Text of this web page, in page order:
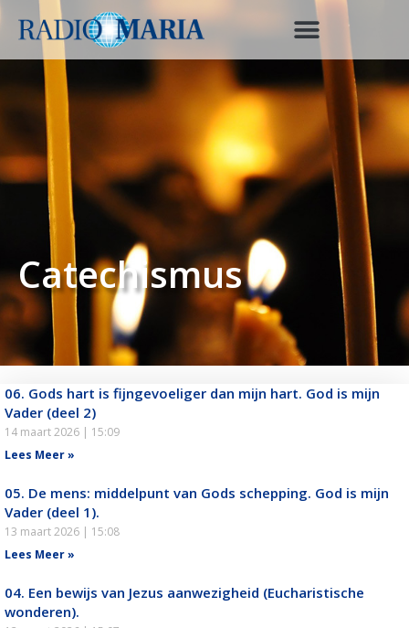
Catechismus
06. Gods hart is fijngevoeliger dan mijn hart. God is mijn
Vader (deel 2)
14 maart 2026
15:09
Lees Meer »
05. De mens: middelpunt van Gods schepping. God is mijn
Vader (deel 1).
13 maart 2026
15:08
Lees Meer »
04. Een bewijs van Jezus aanwezigheid (Eucharistische
wonderen).